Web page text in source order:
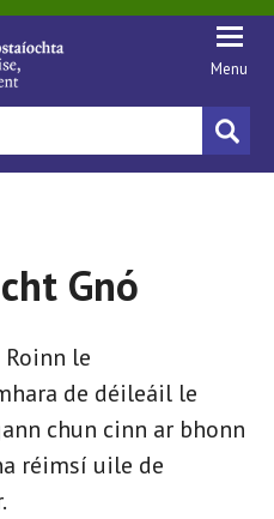
Menu
Gnó
le
de déileáil le
chun cinn ar bhonn
réimsí uile de